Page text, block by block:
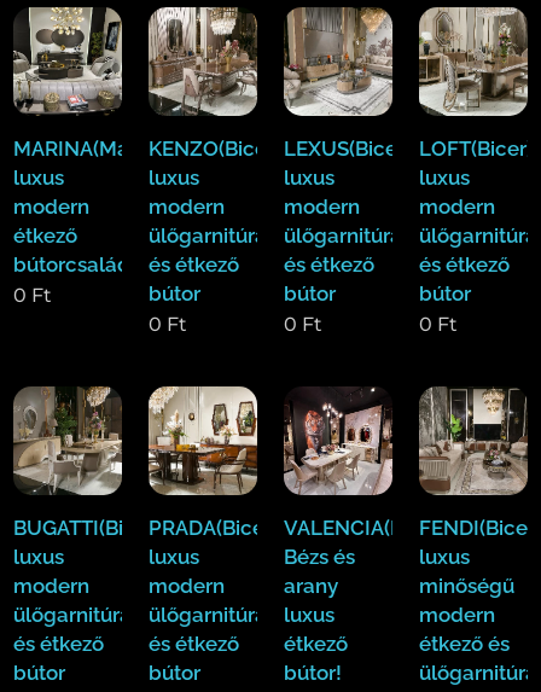
MARINA(Massi)
luxus
modern
étkező
bútorcsalád
0 Ft
KENZO(Bicer)
luxus
modern
ülőgarnitúra
és étkező
bútor
0 Ft
LEXUS(Bicer)
luxus
modern
ülőgarnitúra
és étkező
bútor
0 Ft
LOFT(Bicer)
luxus
modern
ülőgarnitúra
és étkező
bútor
0 Ft
BUGATTI(Bicer)
luxus
modern
ülőgarnitúra
és étkező
bútor
PRADA(Bicer)
luxus
modern
ülőgarnitúra
és étkező
bútor
VALENCIA(Dase)
Bézs és
arany
luxus
étkező
bútor!
FENDI(Bicer)
luxus
minőségű
modern
étkező és
ülőgarnitúra